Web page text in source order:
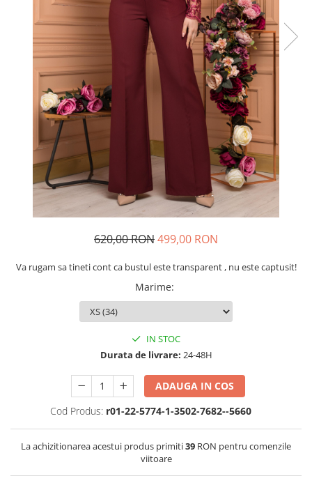
Rochii din dantela
Rochii din tafta
Rochii cu paiete
Rochii din tul
Rochii din catifea
Rochii din Barbie/Bistrech
Rochii din saten
Rochii voal
Rochii cu imprimeu
620,00 RON499,00 RON
Va rugam sa tineti cont ca bustul este transparent , nu este captusit!
Marime:
IN STOC
Durata de livrare: 24-48H
ADAUGA IN COS
Cod Produs: r01-22-5774-1-3502-7682--5660
La achizitionarea acestui produs primiti39 RON pentru comenzile
viitoare